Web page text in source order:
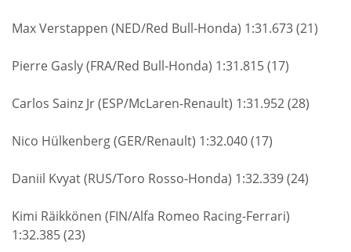
Max Verstappen (NED/Red Bull-Honda) 1:31.673 (21)
Pierre Gasly (FRA/Red Bull-Honda) 1:31.815 (17)
Carlos Sainz Jr (ESP/McLaren-Renault) 1:31.952 (28)
Nico Hülkenberg (GER/Renault) 1:32.040 (17)
Daniil Kvyat (RUS/Toro Rosso-Honda) 1:32.339 (24)
Kimi Räikkönen (FIN/Alfa Romeo Racing-Ferrari)
1:32.385 (23)